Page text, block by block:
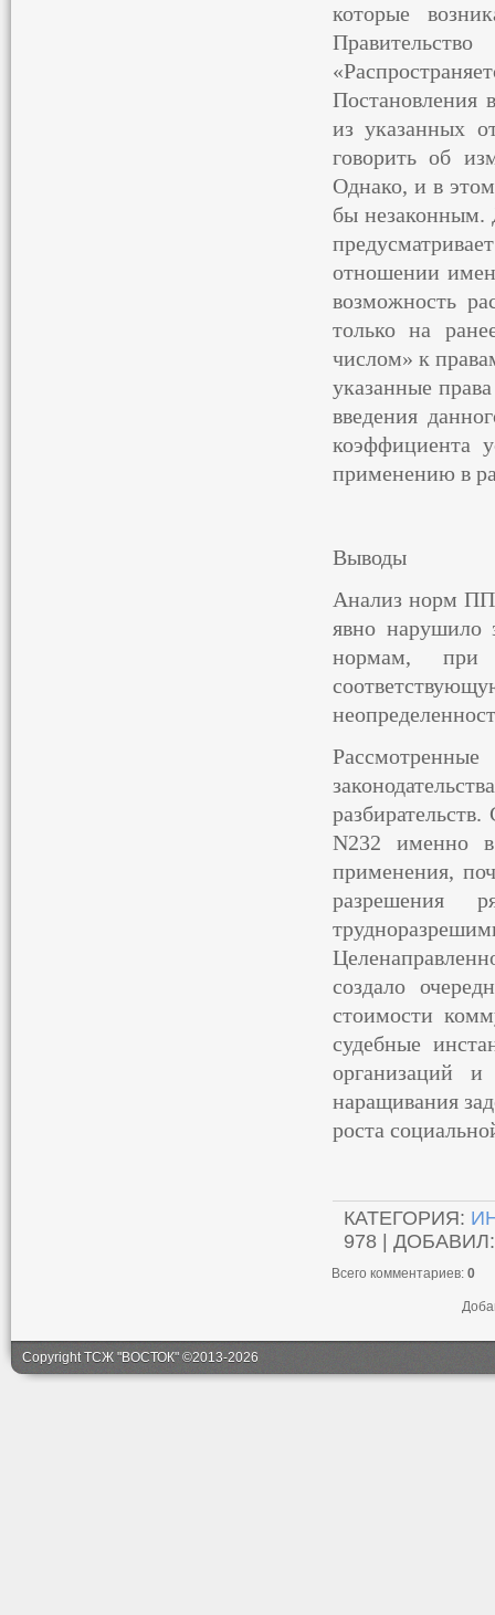
которые
Постановления
из указанных
говорить об
Однако, и в
бы незаконным.
отношении
возможность
только на
числом» к
указанные
введения
коэффициента
применению в
Выводы
Анализ норм ПП
явно нарушило
нормам, при
N232 именно
применения,
разрешения
создало
стоимости
судебные
организаций
наращивания
роста
КАТЕГОРИЯ:
978 | ДОБАВИЛ
Всего комментариев: 0
Copyright ТСЖ "ВОСТОК" ©2013-2026